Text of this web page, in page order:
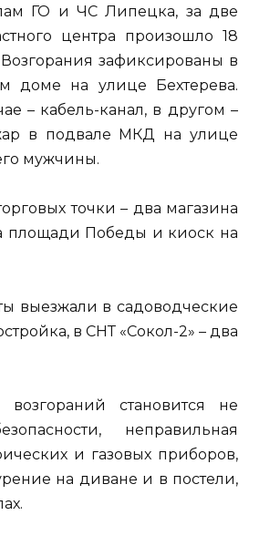
ГО и ЧС Липецка, за две
центра произошло 18
зафиксированы в
доме на улице Бехтерева.
– кабель-канал, в другом –
в подвале МКД на улице
мужчины.
точки – два магазина
площади Победы и киоск на
выезжали в садоводческие
в СНТ «Сокол-2» – два
становится не
неправильная
и газовых приборов,
на диване и в постели,